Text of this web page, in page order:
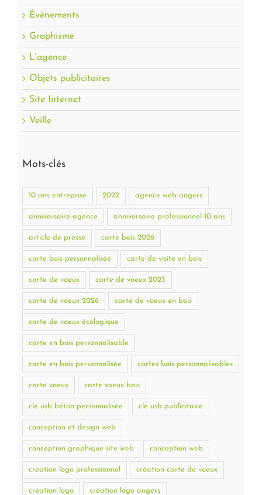
Évènements
Graphisme
L'agence
Objets publicitaires
Site Internet
Veille
Mots-clés
10 ans entreprise 2022 agence web angers
anniversaire agence anniversaire professionnel 10 ans
article de presse carte bois 2026
carte bois personnalisée carte de visite en bois
carte de voeux carte de voeux 2023
carte de voeux 2026 carte de voeux en bois
carte de voeux écologique
carte en bois personnalisable
carte en bois personnalisée cartes bois personnalisables
carte voeux carte voeux bois
clé usb béton personnalisée clé usb publicitaire
conception et design web
conception graphique site web conception web
creation logo professionnel création carte de voeux
création logo création logo angers